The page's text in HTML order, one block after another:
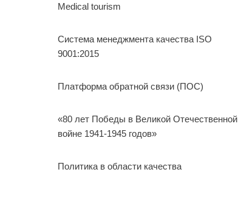
Medical tourism
Система менеджмента качества ISO
9001:2015
Платформа обратной связи (ПОС)
«80 лет Победы в Великой Отечественной
войне 1941-1945 годов»
Политика в области качества